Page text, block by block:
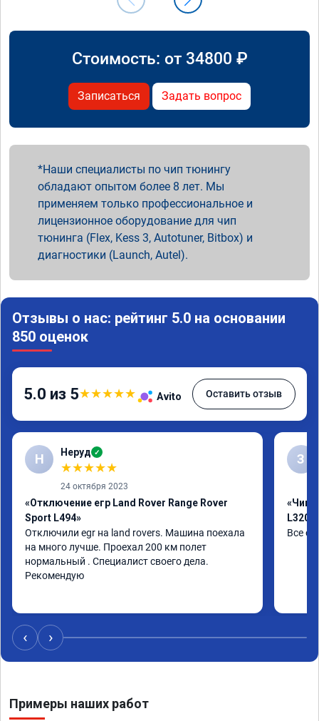
Стоимость: от 34800 ₽
Записаться Задать вопрос
Наши специалисты по чип тюнингу
обладают опытом более 8 лет. Мы
применяем только профессиональное и
лицензионное оборудование для чип
тюнинга (Flex, Kess 3, Autotuner, Bitbox) и
диагностики (Launch, Autel).
Отзывы о нас: рейтинг 5.0 на основании
850 оценок
5.0 из 5★★★★★ Avito Оставить отзыв
Н Неруд ✓
★★★★★
24 октября 2023
«Отключение егр Land Rover Range Rover
Sport L494»
Отключили egr на land rovers. Машина поехала
на много лучше. Проехал 200 км полет
нормальный . Специалист своего дела.
Рекомендую
З
«Чип
L320»
Все
‹ ›
Примеры наших работ